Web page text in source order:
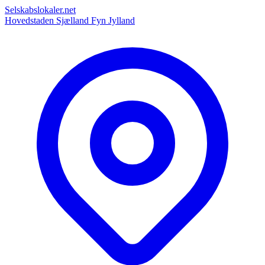
Selskabslokaler.net
Hovedstaden Sjælland Fyn Jylland